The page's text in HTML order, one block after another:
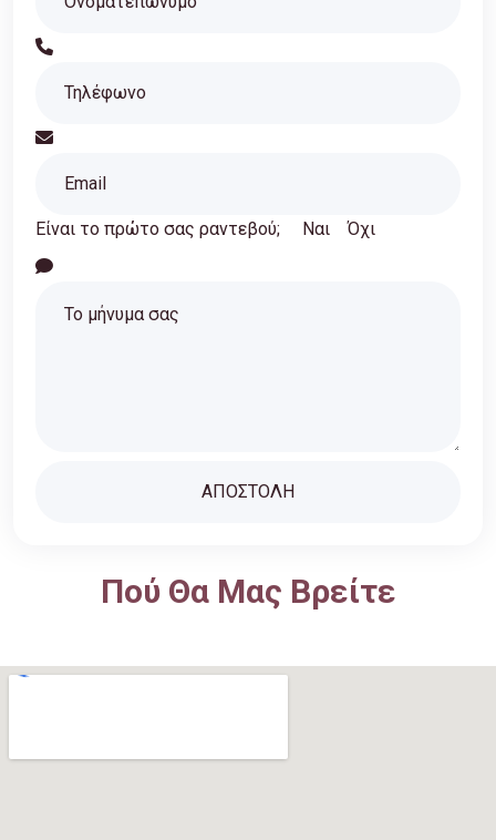
Είναι το πρώτο σας ραντεβού; Ναι Όχι
Πού Θα Μας Βρείτε